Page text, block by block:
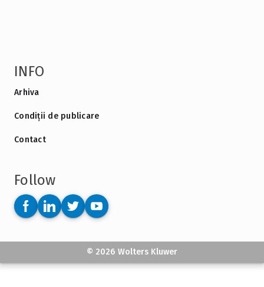
INFO
Arhiva
Condiții de publicare
Contact
Follow
© 2026 Wolters Kluwer